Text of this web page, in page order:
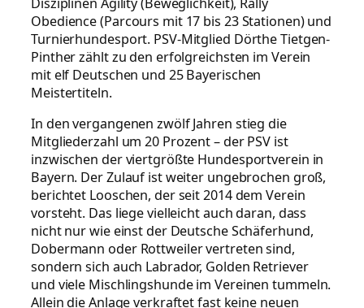
Obedience (Parcours mit 17 bis 23 Stationen) und
Turnierhundesport. PSV-Mitglied Dörthe Tietgen-
Pinther zählt zu den erfolgreichsten im Verein
mit elf Deutschen und 25 Bayerischen
Meistertiteln.
In den vergangenen zwölf Jahren stieg die
Mitgliederzahl um 20 Prozent – der PSV ist
inzwischen der viertgrößte Hundesportverein in
Bayern. Der Zulauf ist weiter ungebrochen groß,
berichtet Looschen, der seit 2014 dem Verein
vorsteht. Das liege vielleicht auch daran, dass
nicht nur wie einst der Deutsche Schäferhund,
Dobermann oder Rottweiler vertreten sind,
sondern sich auch Labrador, Golden Retriever
und viele Mischlingshunde im Vereinen tummeln.
Allein die Anlage verkraftet fast keine neuen